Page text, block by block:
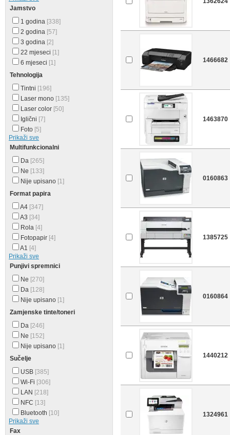
Jamstvo
1 godina [338]
2 godina [57]
3 godina [2]
22 mjeseci [1]
6 mjeseci [1]
Tehnologija
Tintni [196]
Laser mono [135]
Laser color [50]
Iglični [7]
Foto [5]
Prikaži sve
Multifunkcionalni
Da [265]
Ne [133]
Nije upisano [1]
Format papira
A4 [347]
A3 [34]
Rola [4]
Fotopapir [4]
A1 [4]
Prikaži sve
Punjivi spremnici
Ne [270]
Da [128]
Nije upisano [1]
Zamjenske tinte/toneri
Da [246]
Ne [152]
Nije upisano [1]
Sučelje
USB [385]
Wi-Fi [306]
LAN [218]
NFC [13]
Bluetooth [10]
Prikaži sve
Fax
1466682
1463870
0160863
1385725
0160864
1440212
1324961